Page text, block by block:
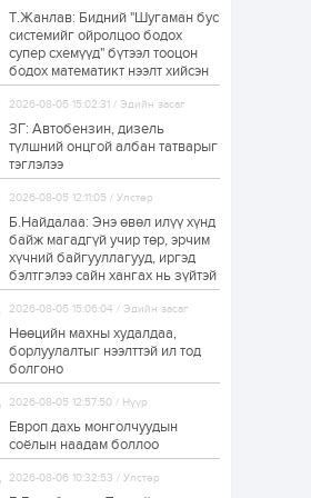
Н.Номтойбаяр:
Аймгуудад
тулгамдаж буй
асуудлуудыг долоо
хоног бүр Засгийн
газрын...
1 өдөр 0
УИХ-ын дарга
С.Бямбацогт төрийг
тахих төрийн
тахилгад оролцлоо
1 өдөр 3 0
“Хотын дарга сонсож
байна” 150150 тусгай
дугаарыг
наймдугаар сарын
1 өдөр 0
руу нийтийн тээврийн
автобус 24 цагаар
үйлчилж байна
Т.Жанлав: Бидний "Шугаман бус
системийг ойролцоо бодох
супер схемүүд" бүтээл тооцон
бодох математикт нээлт хийсэн
2026-08-05 15:02:31 / Эдийн засаг
ЗГ: Автобензин, дизель
түлшний онцгой албан татварыг
тэглэлээ
2026-08-05 12:11:05 / Улстөр
Б.Найдалаа: Энэ өвөл илүү хүнд
байж магадгүй учир төр, эрчим
хүчний байгууллагууд, иргэд
бэлтгэлээ сайн хангах нь зүйтэй
2026-08-05 15:06:04 / Эдийн засаг
Нөөцийн махны худалдаа,
борлуулалтыг нээлттэй ил тод
болгоно
2026-08-05 12:57:50 / Нүүр
Европ дахь монголчуудын
соёлын наадам боллоо
2026-08-06 10:32:53 / Улстөр